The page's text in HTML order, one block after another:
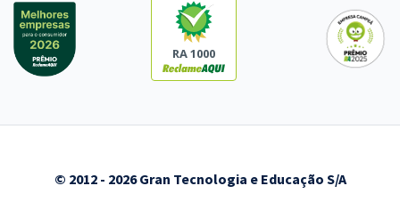
RA 1000
© 2012 - 2026 Gran Tecnologia e Educação S/A